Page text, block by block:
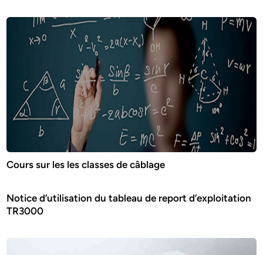
Cours sur les les classes de câblage
Notice d’utilisation du tableau de report d’exploitation
TR3000